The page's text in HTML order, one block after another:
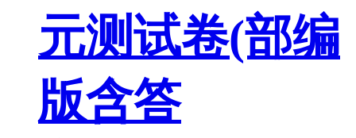
元测试卷(部编
版含答